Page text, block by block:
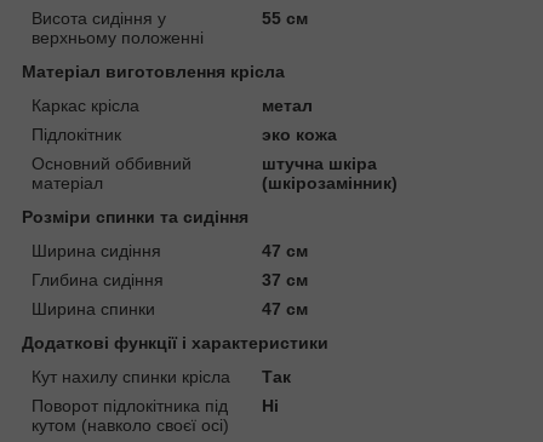
Висота сидіння у
верхньому положенні
55 см
Матеріал виготовлення крісла
Каркас крісла
метал
Підлокітник
эко кожа
Основний оббивний
матеріал
штучна шкіра
(шкірозамінник)
Розміри спинки та сидіння
Ширина сидіння
47 см
Глибина сидіння
37 см
Ширина спинки
47 см
Додаткові функції і характеристики
Кут нахилу спинки крісла
Так
Поворот підлокітника під
кутом (навколо своєї осі)
Ні